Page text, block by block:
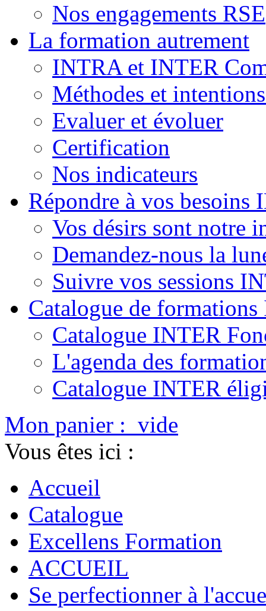
Nos engagements RSE
La formation autrement
INTRA et INTER
Méthodes et
Evaluer et évoluer
Certification
Nos indicateurs
Répondre à vos besoins
Vos désirs sont notre
Demandez-nous la
Suivre vos sessions
Catalogue de
Catalogue INTER
L'agenda des
Catalogue INTER
Mon panier : vide
Vous êtes ici :
Accueil
Catalogue
Excellens Formation
ACCUEIL
Se perfectionner à